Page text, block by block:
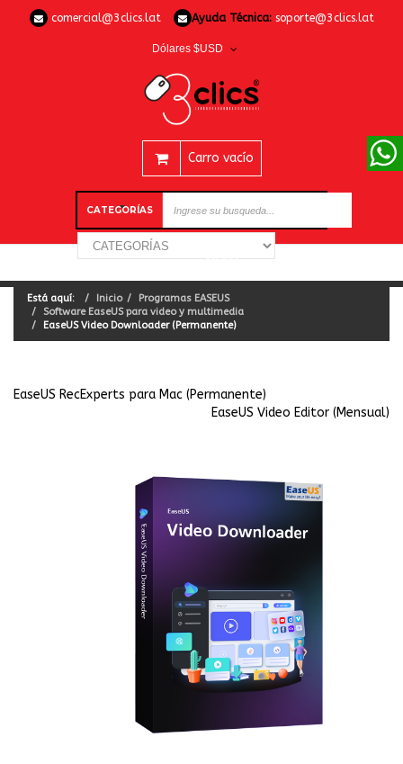
comercial@3clics.lat Ayuda Técnica: soporte@3clics.lat
Dólares $USD
Carro vacío
CATEGORÍAS
Está aquí: Inicio
Programas EASEUS
Software EaseUS para video y multimedia
EaseUS Video Downloader (Permanente)
EaseUS RecExperts para Mac (Permanente)
EaseUS Video Editor (Mensual)